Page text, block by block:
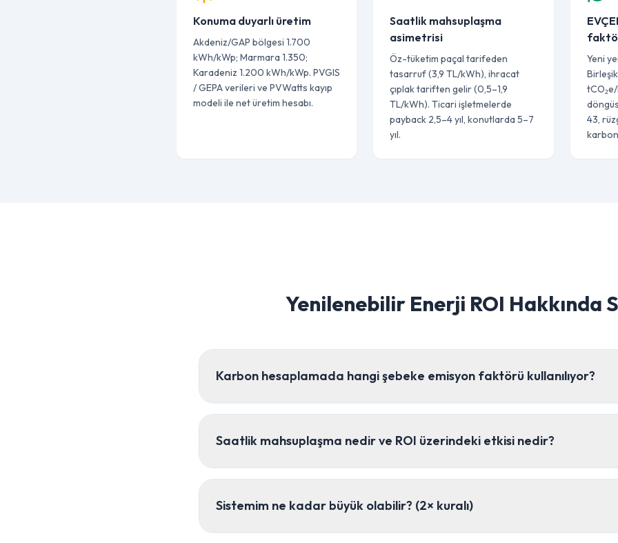
Konuma duyarlı üretim
Akdeniz/GAP bölgesi 1.700
kWh/kWp; Marmara 1.350;
Karadeniz 1.200 kWh/kWp. PVGIS
/ GEPA verileri ve PVWatts kayıp
modeli ile net üretim hesabı.
Saatlik mahsuplaşma
asimetrisi
Öz-tüketim paçal tarifeden
tasarruf (3,9 TL/kWh), ihracat
çıplak tariften gelir (0,5–1,9
TL/kWh). Ticari işletmelerde
payback 2,5–4 yıl, konutlarda 5–7
yıl.
Yeni
43,
Yenilenebilir Enerji ROI Hakkında
Karbon hesaplamada hangi şebeke emisyon faktörü kullanılıyor?
Saatlik mahsuplaşma nedir ve ROI üzerindeki etkisi nedir?
Sistemim ne kadar büyük olabilir? (2× kuralı)